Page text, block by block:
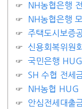
NH농협은행
NH농협은행
주택도시보증
신용회복위원
국민은행
SH 수협 전세
NH농협 HUG
안심전세대출